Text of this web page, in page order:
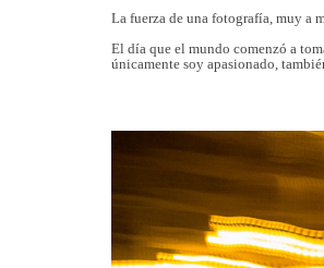
La fuerza de una fotografía, muy a
El día que el mundo comenzó a
únicamente soy apasionado,